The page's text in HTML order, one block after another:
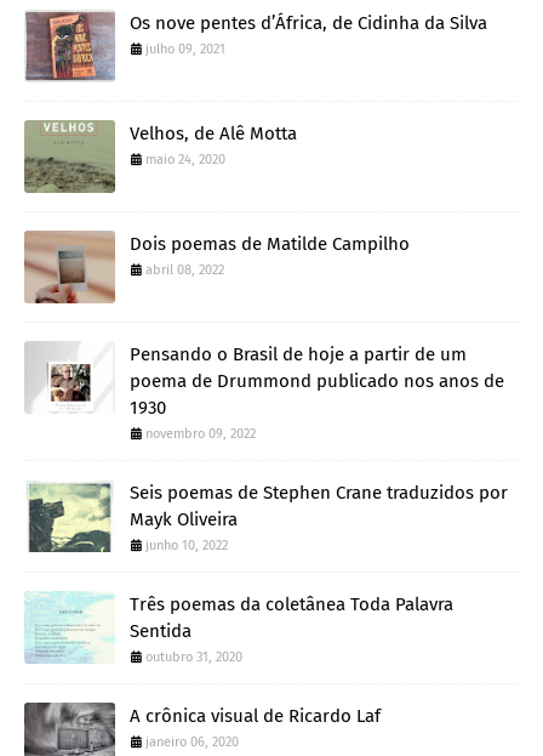
Os nove pentes d’África, de Cidinha da Silva
julho 09, 2021
Velhos, de Alê Motta
maio 24, 2020
Dois poemas de Matilde Campilho
abril 08, 2022
Pensando o Brasil de hoje a partir de um
poema de Drummond publicado nos anos de
1930
novembro 09, 2022
Seis poemas de Stephen Crane traduzidos por
Mayk Oliveira
junho 10, 2022
Três poemas da coletânea Toda Palavra
Sentida
outubro 31, 2020
A crônica visual de Ricardo Laf
janeiro 06, 2020